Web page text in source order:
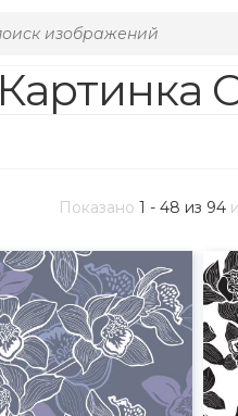
Картинка
Показано 1 - 48 из 94